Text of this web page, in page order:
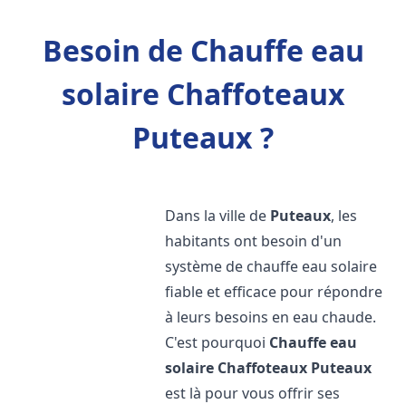
Besoin de Chauffe eau
solaire Chaffoteaux
Puteaux ?
Dans la ville de Puteaux, les
habitants ont besoin d'un
système de chauffe eau solaire
fiable et efficace pour répondre
à leurs besoins en eau chaude.
C'est pourquoi Chauffe eau
solaire Chaffoteaux Puteaux
est là pour vous offrir ses